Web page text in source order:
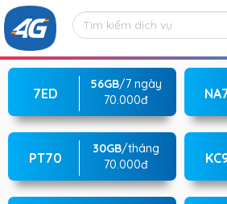
7ED
56GB/7 ngày
70.000đ
PT70
30GB/tháng
70.000đ